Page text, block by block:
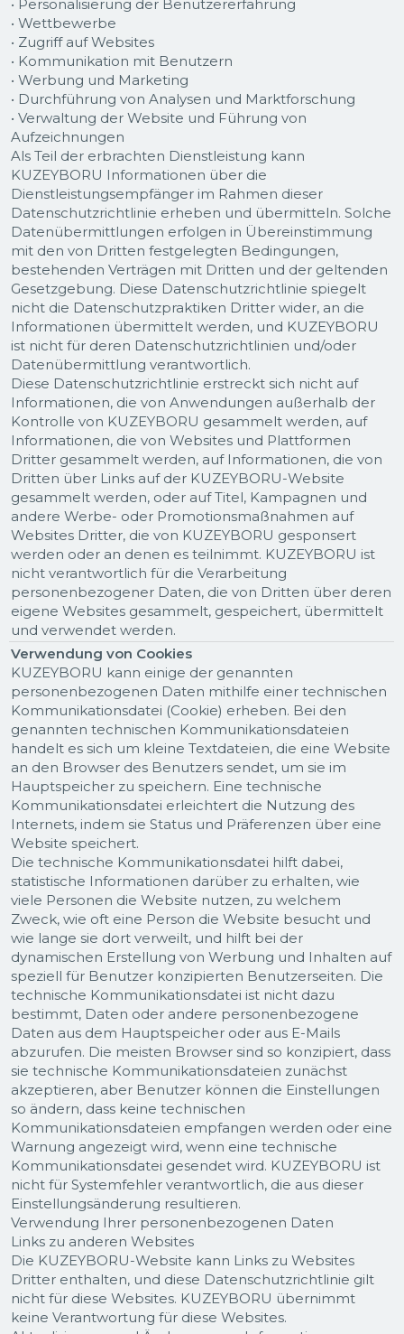
• Personalisierung der Benutzererfahrung
• Wettbewerbe
• Zugriff auf Websites
• Kommunikation mit Benutzern
• Werbung und Marketing
• Durchführung von Analysen und Marktforschung
• Verwaltung der Website und Führung von
Aufzeichnungen
Als Teil der erbrachten Dienstleistung kann
KUZEYBORU Informationen über die
Dienstleistungsempfänger im Rahmen dieser
Datenschutzrichtlinie erheben und übermitteln. Solche
Datenübermittlungen erfolgen in Übereinstimmung
mit den von Dritten festgelegten Bedingungen,
bestehenden Verträgen mit Dritten und der geltenden
Gesetzgebung. Diese Datenschutzrichtlinie spiegelt
nicht die Datenschutzpraktiken Dritter wider, an die
Informationen übermittelt werden, und KUZEYBORU
ist nicht für deren Datenschutzrichtlinien und/oder
Datenübermittlung verantwortlich.
Diese Datenschutzrichtlinie erstreckt sich nicht auf
Informationen, die von Anwendungen außerhalb der
Kontrolle von KUZEYBORU gesammelt werden, auf
Informationen, die von Websites und Plattformen
Dritter gesammelt werden, auf Informationen, die von
Dritten über Links auf der KUZEYBORU-Website
gesammelt werden, oder auf Titel, Kampagnen und
andere Werbe- oder Promotionsmaßnahmen auf
Websites Dritter, die von KUZEYBORU gesponsert
werden oder an denen es teilnimmt. KUZEYBORU ist
nicht verantwortlich für die Verarbeitung
personenbezogener Daten, die von Dritten über deren
eigene Websites gesammelt, gespeichert, übermittelt
und verwendet werden.
Verwendung von Cookies
KUZEYBORU kann einige der genannten
personenbezogenen Daten mithilfe einer technischen
Kommunikationsdatei (Cookie) erheben. Bei den
genannten technischen Kommunikationsdateien
handelt es sich um kleine Textdateien, die eine Website
an den Browser des Benutzers sendet, um sie im
Hauptspeicher zu speichern. Eine technische
Kommunikationsdatei erleichtert die Nutzung des
Internets, indem sie Status und Präferenzen über eine
Website speichert.
Die technische Kommunikationsdatei hilft dabei,
statistische Informationen darüber zu erhalten, wie
viele Personen die Website nutzen, zu welchem
Zweck, wie oft eine Person die Website besucht und
wie lange sie dort verweilt, und hilft bei der
dynamischen Erstellung von Werbung und Inhalten auf
speziell für Benutzer konzipierten Benutzerseiten. Die
technische Kommunikationsdatei ist nicht dazu
bestimmt, Daten oder andere personenbezogene
Daten aus dem Hauptspeicher oder aus E-Mails
abzurufen. Die meisten Browser sind so konzipiert, dass
sie technische Kommunikationsdateien zunächst
akzeptieren, aber Benutzer können die Einstellungen
so ändern, dass keine technischen
Kommunikationsdateien empfangen werden oder eine
Warnung angezeigt wird, wenn eine technische
Kommunikationsdatei gesendet wird. KUZEYBORU ist
nicht für Systemfehler verantwortlich, die aus dieser
Einstellungsänderung resultieren.
Verwendung Ihrer personenbezogenen Daten
Links zu anderen Websites
Die KUZEYBORU-Website kann Links zu Websites
Dritter enthalten, und diese Datenschutzrichtlinie gilt
nicht für diese Websites. KUZEYBORU übernimmt
keine Verantwortung für diese Websites.